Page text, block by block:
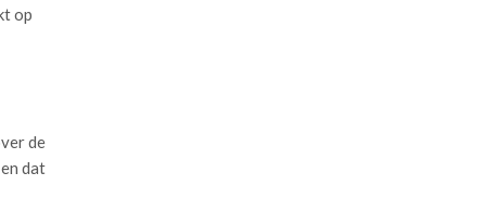
op
de
dat